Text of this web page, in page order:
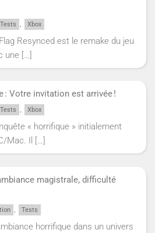
Tests , Xbox
Resynced est le remake du jeu
une […]
: Votre invitation est arrivée !
Tests , Xbox
« horrifique » initialement
Mac. Il
[…]
magistrale, difficulté
, Tests
horrifique dans un univers